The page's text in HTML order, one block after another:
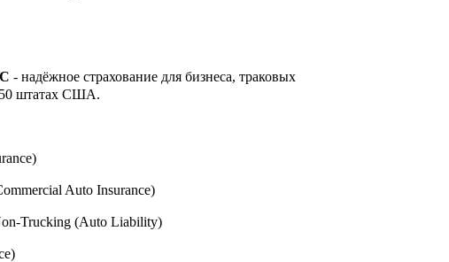
- надёжное страхование для бизнеса, траковых
50 штатах США.
Auto Insurance)
Trucking (Auto Liability)